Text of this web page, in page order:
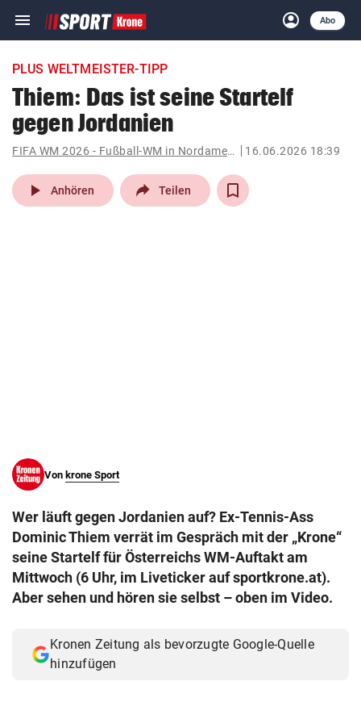
menu Navigation
ein-/ausklappen
account_circle
Anmelden
Abo
close Schließen
account_circle Anmelden
pin_drop
Wien arrow_right
PLUS WELTMEISTER-TIPP
Thiem: Das ist seine Startelf
gegen Jordanien
FIFA WM 2026 - Fußball-WM in Nordamerika 16.06.2026 18:39
play_arrow Anhören Teilen
Von krone Sport
Wer läuft gegen Jordanien auf? Ex-Tennis-Ass
Dominic Thiem verrät im Gespräch mit der „Krone“
seine Startelf für Österreichs WM-Auftakt am
Mittwoch (6 Uhr, im Liveticker auf sportkrone.at).
Aber sehen und hören sie selbst – oben im Video.
Kronen Zeitung als bevorzugte Google-Quelle
hinzufügen